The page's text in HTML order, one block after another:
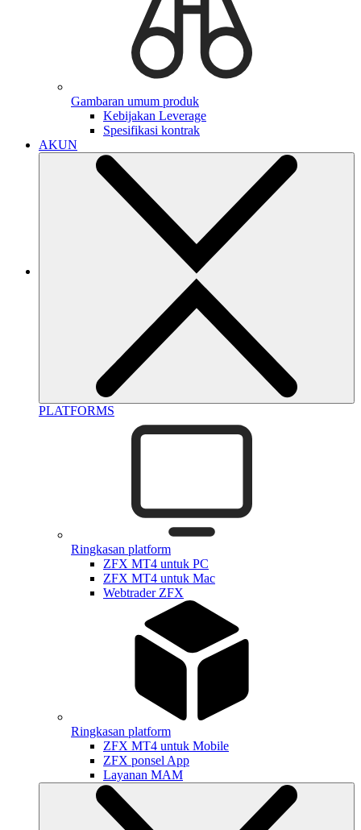
Gambaran umum produk
Kebijakan Leverage
Spesifikasi kontrak
AKUN
PLATFORMS
Ringkasan platform
ZFX MT4 untuk PC
ZFX MT4 untuk Mac
Webtrader ZFX
Ringkasan platform
ZFX MT4 untuk Mobile
ZFX ponsel App
Layanan MAM